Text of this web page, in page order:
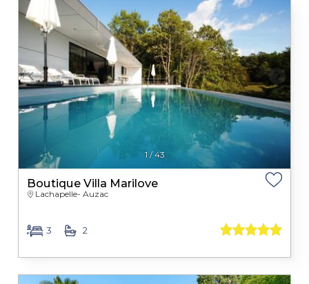
1/43
Boutique Villa Marilove
Lachapelle- Auzac
3 2